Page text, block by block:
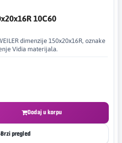
10C60
dimenzije 150x20x16R, oznake
Vidia materijala.
Dodaj u korpu
Brzi pregled